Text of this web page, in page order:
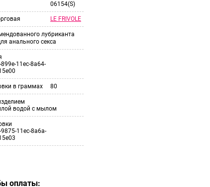
06154(S)
LE FRIVOLE
лубриканта
анального секса
11ec-8a64-
в граммах 80
водой с мылом
11ec-8a6a-
оплаты: